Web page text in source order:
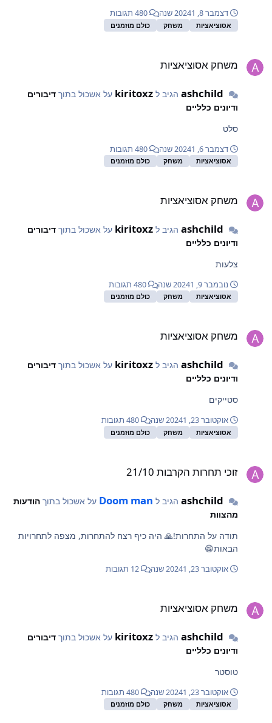
דצמבר 8, 2024 1 שנה
אסוציאציות משחק כולם מוזמנים
משחק אסוציאציות
ashchildהגיב ל kiritoxz על אשכול בתוך דיבורים
ודיונים כלליים
סלט
דצמבר 6, 2024 1 שנה
אסוציאציות משחק כולם מוזמנים
משחק אסוציאציות
ashchildהגיב ל kiritoxz על אשכול בתוך דיבורים
ודיונים כלליים
צלעות
נובמבר 9, 2024 1 שנה
אסוציאציות משחק כולם מוזמנים
משחק אסוציאציות
ashchildהגיב ל kiritoxz על אשכול בתוך דיבורים
ודיונים כלליים
סטייקים
אוקטובר 23, 2024 1 שנה
אסוציאציות משחק כולם מוזמנים
זוכי תחרות הקרבות 21/10
ashchildהגיב ל Doom man על אשכול בתוך הודעות
מהצוות
תודה על התחרות!🙏 היה כיף רצח להתחרות, מצפה לתחרויות
הבאות😁
אוקטובר 23, 2024 1 שנה
משחק אסוציאציות
ashchildהגיב ל kiritoxz על אשכול בתוך דיבורים
ודיונים כלליים
טוסטר
אוקטובר 23, 2024 1 שנה
אסוציאציות משחק כולם מוזמנים